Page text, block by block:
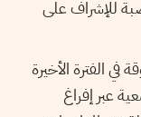
للإشراف على
الفترة الأخيرة
عبر إفراغ